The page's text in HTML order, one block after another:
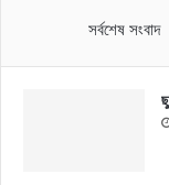
সর্বশেষ সংবাদ